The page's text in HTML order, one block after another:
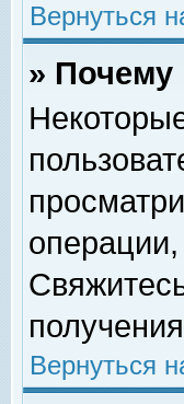
Вернуться
»
Вернуться